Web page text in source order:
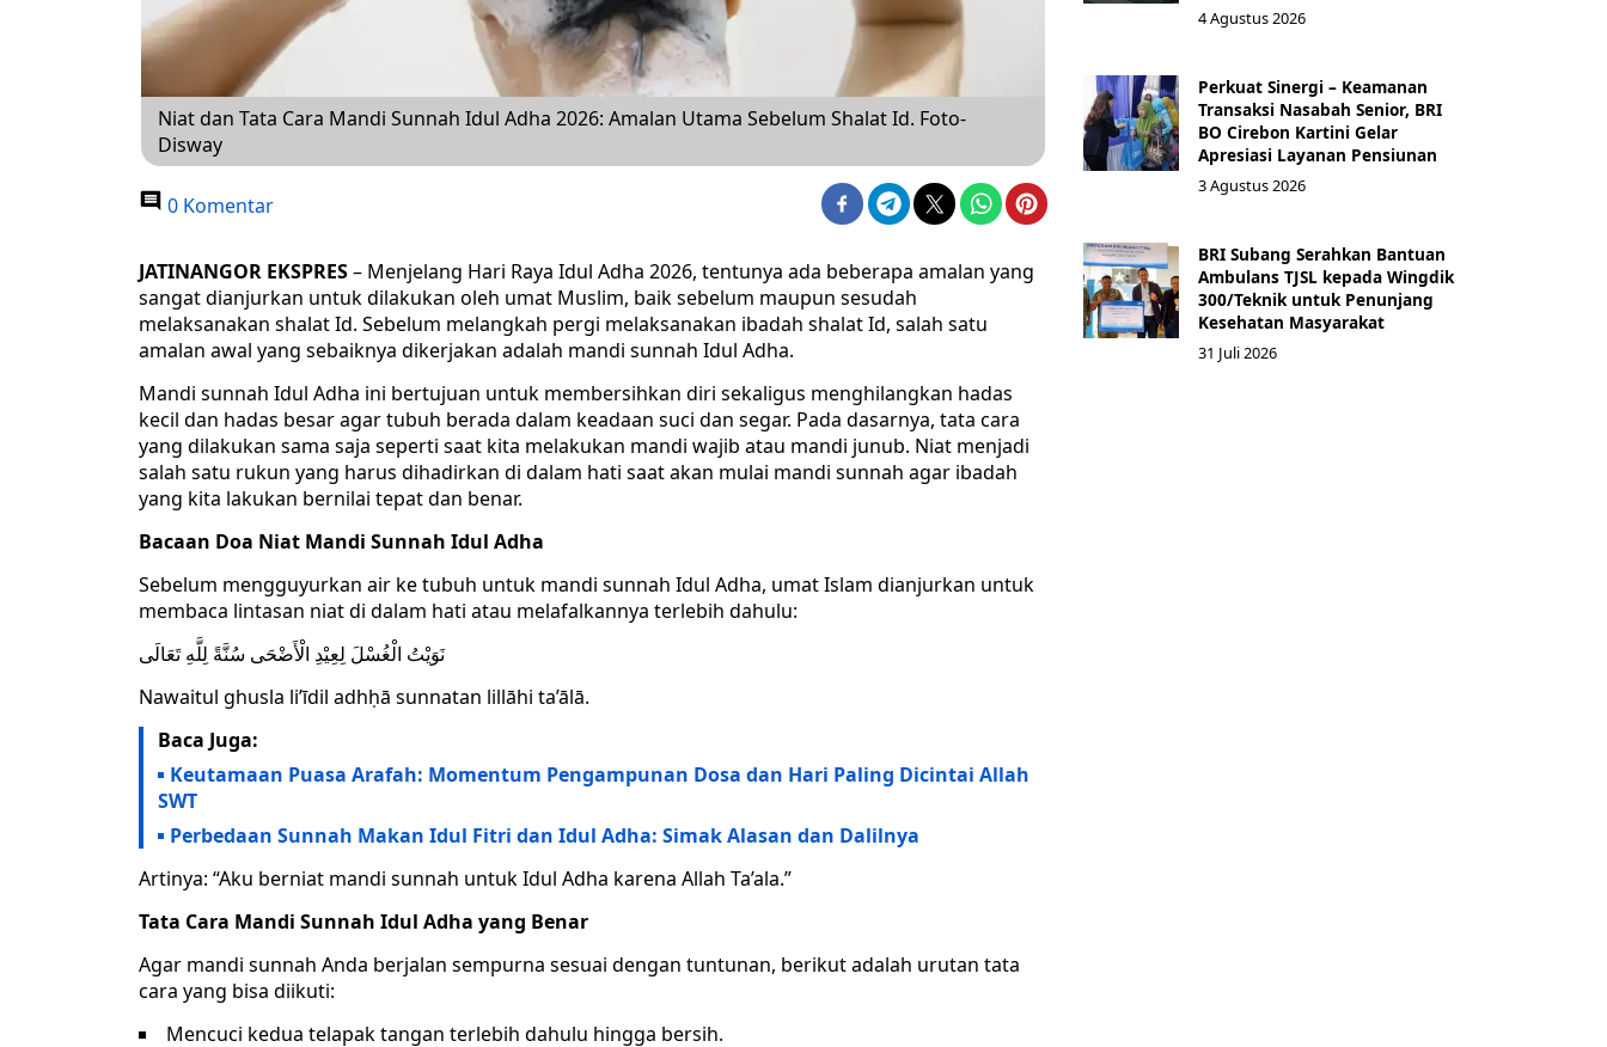
Niat dan Tata Cara Mandi Sunnah Idul Adha 2026: Amalan Utama Sebelum Shalat Id. Foto-
Disway
0 Komentar
JATINANGOR EKSPRES– Menjelang Hari Raya Idul Adha 2026, tentunya ada beberapa amalan yang
sangat dianjurkan untuk dilakukan oleh umat Muslim, baik sebelum maupun sesudah
melaksanakan shalat Id. Sebelum melangkah pergi melaksanakan ibadah shalat Id, salah satu
amalan awal yang sebaiknya dikerjakan adalah mandi sunnah Idul Adha.
Mandi sunnah Idul Adha ini bertujuan untuk membersihkan diri sekaligus menghilangkan hadas
kecil dan hadas besar agar tubuh berada dalam keadaan suci dan segar. Pada dasarnya, tata cara
yang dilakukan sama saja seperti saat kita melakukan mandi wajib atau mandi junub. Niat menjadi
salah satu rukun yang harus dihadirkan di dalam hati saat akan mulai mandi sunnah agar ibadah
yang kita lakukan bernilai tepat dan benar.
Bacaan Doa Niat Mandi Sunnah Idul Adha
Sebelum mengguyurkan air ke tubuh untuk mandi sunnah Idul Adha, umat Islam dianjurkan untuk
membaca lintasan niat di dalam hati atau melafalkannya terlebih dahulu:
نَوَيْتُ الْغُسْلَ لِعِيْدِ الْأَضْحَى سُنَّةً لِلَّهِ تَعَالَى
Nawaitul ghusla li’īdil adhḥā sunnatan lillāhi ta’ālā.
Baca Juga:
Keutamaan Puasa Arafah: Momentum Pengampunan Dosa dan Hari Paling Dicintai Allah
SWT
Perbedaan Sunnah Makan Idul Fitri dan Idul Adha: Simak Alasan dan Dalilnya
Artinya: “Aku berniat mandi sunnah untuk Idul Adha karena Allah Ta’ala.”
Tata Cara Mandi Sunnah Idul Adha yang Benar
Agar mandi sunnah Anda berjalan sempurna sesuai dengan tuntunan, berikut adalah urutan tata
cara yang bisa diikuti:
Mencuci kedua telapak tangan terlebih dahulu hingga bersih.
4 Agustus 2026
Perkuat Sinergi – Keamanan
Transaksi Nasabah Senior, BRI
BO Cirebon Kartini Gelar
Apresiasi Layanan Pensiunan
3 Agustus 2026
BRI Subang Serahkan Bantuan
Ambulans TJSL kepada Wingdik
300/Teknik untuk Penunjang
Kesehatan Masyarakat ​
31 Juli 2026